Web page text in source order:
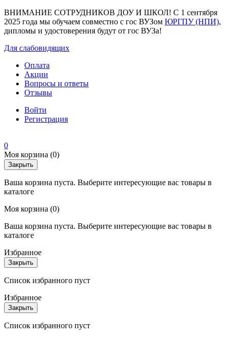
ВНИМАНИЕ СОТРУДНИКОВ ДОУ И ШКОЛ! С 1 сентября
2025 года мы обучаем совместно с гос ВУЗом ЮРГПУ (НПИ),
дипломы и удостоверения будут от гос ВУЗа!
Для слабовидящих
Оплата
Акции
Вопросы и ответы
Отзывы
Войти
Регистрация
0
Моя корзина (0)
Закрыть
Ваша корзина пуста. Выберите интересующие вас товары в
каталоге
Моя корзина (0)
Ваша корзина пуста. Выберите интересующие вас товары в
каталоге
Избранное
Закрыть
Список избранного пуст
Избранное
Закрыть
Список избранного пуст